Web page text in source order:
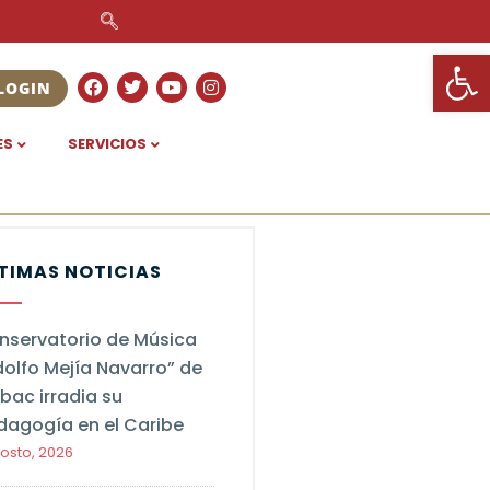
SERVICIOS
NOTICIAS
de Música
Mejía Navarro” de
irradia su
en el Caribe
2026